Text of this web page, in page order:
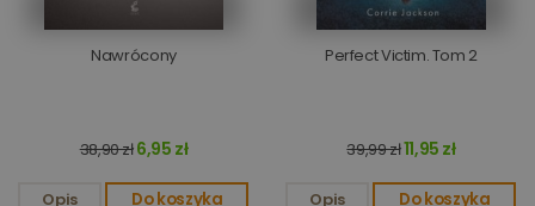
Nawrócony
38,90 zł6,95 zł
Opis Do koszyka
Perfect Victim. Tom 2
39,99 zł11,95 zł
Opis Do koszyka